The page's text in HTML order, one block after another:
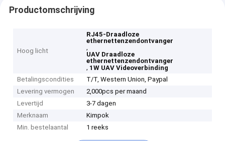
Productomschrijving
Hoog licht
RJ45-Draadloze
ethernettenzendontvanger
,
UAV Draadloze
ethernettenzendontvanger
, 1W UAV Videoverbinding
Betalingscondities
T/T, Western Union, Paypal
Levering vermogen
2,000pcs per maand
Levertijd
3-7 dagen
Merknaam
Kimpok
Min. bestelaantal
1 reeks